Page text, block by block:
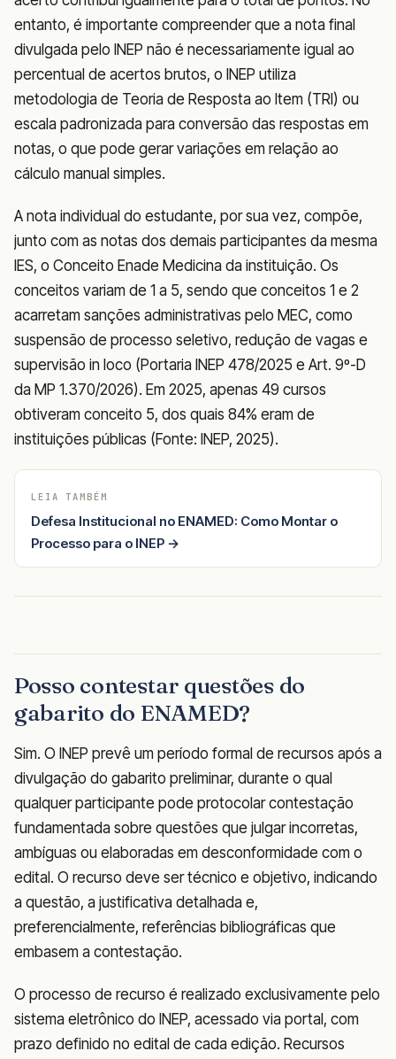
entanto, é importante compreender que a nota final
divulgada pelo INEP não é necessariamente igual ao
percentual de acertos brutos, o INEP utiliza
metodologia de Teoria de Resposta ao Item (TRI) ou
escala padronizada para conversão das respostas em
notas, o que pode gerar variações em relação ao
cálculo manual simples.
A nota individual do estudante, por sua vez, compõe,
junto com as notas dos demais participantes da mesma
IES, o Conceito Enade Medicina da instituição. Os
conceitos variam de 1 a 5, sendo que conceitos 1 e 2
acarretam sanções administrativas pelo MEC, como
suspensão de processo seletivo, redução de vagas e
supervisão in loco (Portaria INEP 478/2025 e Art. 9º-D
da MP 1.370/2026). Em 2025, apenas 49 cursos
obtiveram conceito 5, dos quais 84% eram de
instituições públicas (Fonte: INEP, 2025).
LEIA TAMBÉM
Defesa Institucional no ENAMED: Como Montar o
Processo para o INEP →
Posso contestar questões do
gabarito do ENAMED?
Sim. O INEP prevê um período formal de recursos após a
divulgação do gabarito preliminar, durante o qual
qualquer participante pode protocolar contestação
fundamentada sobre questões que julgar incorretas,
ambíguas ou elaboradas em desconformidade com o
edital. O recurso deve ser técnico e objetivo, indicando
a questão, a justificativa detalhada e,
preferencialmente, referências bibliográficas que
embasem a contestação.
O processo de recurso é realizado exclusivamente pelo
sistema eletrônico do INEP, acessado via portal, com
prazo definido no edital de cada edição. Recursos